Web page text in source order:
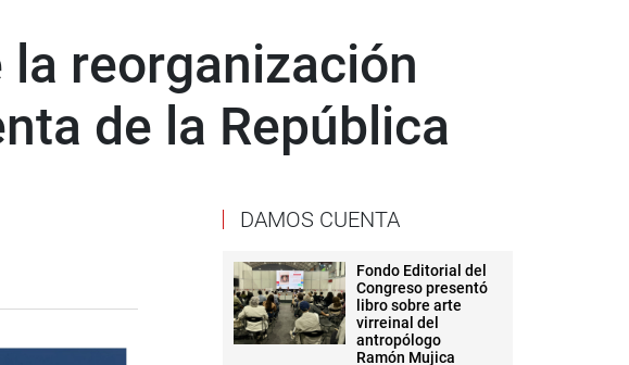
reorganización
de la República
DAMOS CUENTA
Fondo Editorial del
Congreso presentó
libro sobre arte
virreinal del
antropólogo
Ramón Mujica